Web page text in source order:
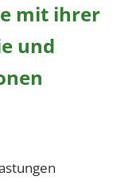
mit ihrer
und
werden von